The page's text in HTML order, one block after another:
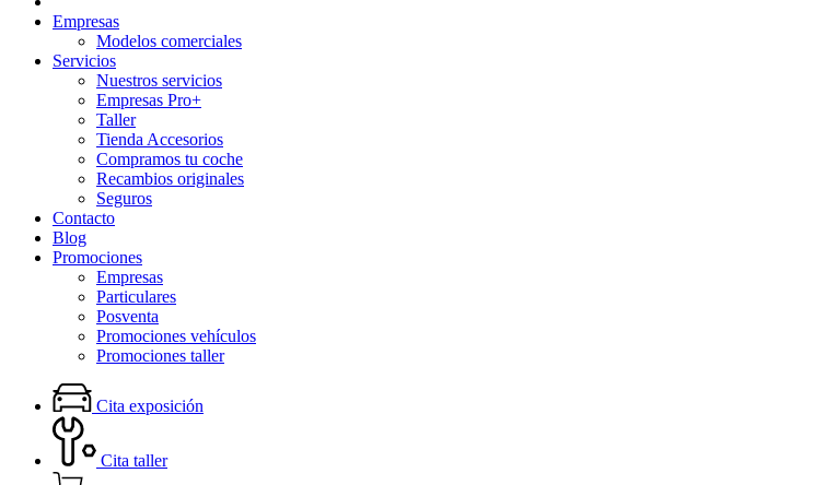
Empresas
Modelos comerciales
Servicios
Nuestros servicios
Empresas Pro+
Taller
Tienda Accesorios
Compramos tu coche
Recambios originales
Seguros
Contacto
Blog
Promociones
Empresas
Particulares
Posventa
Promociones vehículos
Promociones taller
Cita exposición
Cita taller